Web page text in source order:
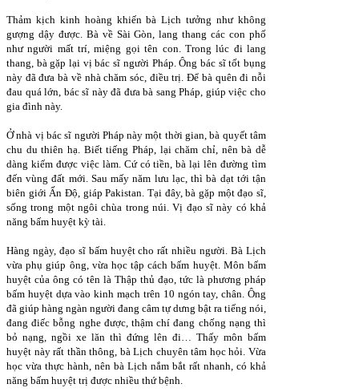
Thảm kịch kinh hoàng khiến bà Lịch tưởng như không
gượng dậy được. Bà về Sài Gòn, lang thang các con phố
như người mất trí, miệng gọi tên con. Trong lúc đi lang
thang, bà gặp lại vị bác sĩ người Pháp. Ông bác sĩ tốt bụng
này đã đưa bà về nhà chăm sóc, điều trị. Để bà quên đi nỗi
đau quá lớn, bác sĩ này đã đưa bà sang Pháp, giúp việc cho
gia đình này.
Ở nhà vị bác sĩ người Pháp này một thời gian, bà quyết tâm
chu du thiên hạ. Biết tiếng Pháp, lại chăm chỉ, nên bà dễ
dàng kiếm được việc làm. Cứ có tiền, bà lại lên đường tìm
đến vùng đất mới. Sau mấy năm lưu lạc, thì bà dạt tới tận
biên giới Ấn Độ, giáp Pakistan. Tại đây, bà gặp một đạo sĩ,
sống trong một ngôi chùa trong núi. Vị đạo sĩ này có khả
năng bấm huyệt kỳ tài.
Hàng ngày, đạo sĩ bấm huyệt cho rất nhiều người. Bà Lịch
vừa phụ giúp ông, vừa học tập cách bấm huyệt. Môn bấm
huyệt của ông có tên là Thập thủ đạo, tức là phương pháp
bấm huyệt dựa vào kinh mạch trên 10 ngón tay, chân. Ông
đã giúp hàng ngàn người đang câm tự dưng bật ra tiếng nói,
đang điếc bỗng nghe được, thậm chí đang chống nạng thì
bỏ nạng, ngồi xe lăn thì đứng lên đi… Thấy môn bấm
huyệt này rất thần thông, bà Lịch chuyên tâm học hỏi. Vừa
học vừa thực hành, nên bà Lịch nắm bắt rất nhanh, có khả
năng bấm huyệt trị được nhiều thứ bệnh.